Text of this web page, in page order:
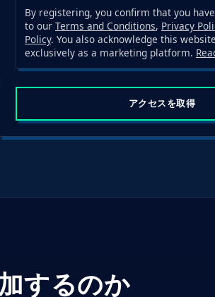
i
t
e
d
S
a
t
+
By registering, you confirm that you
to our Terms and Conditions, Privacy
Policy. You also acknowledge this
exclusively as a marketing platform.
アクセスを取得
するのか